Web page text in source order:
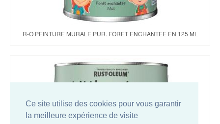
Ce site utilise des cookies pour vous garantir
la meilleure expérience de visite
R-O PEINTURE MURALE PUR. FORET ENCHANTEE EN 125 ML